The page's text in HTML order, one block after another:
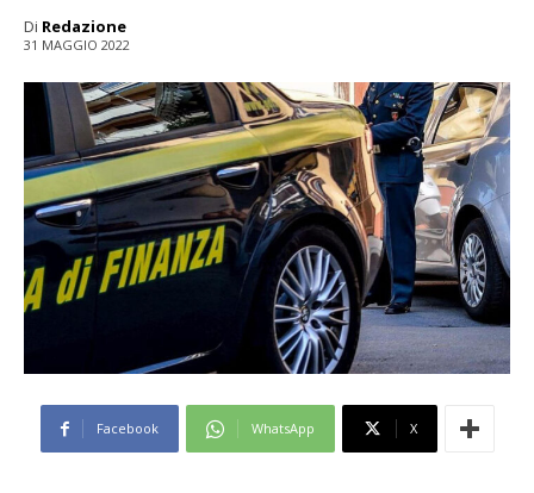
Di Redazione
31 MAGGIO 2022
Facebook WhatsApp X